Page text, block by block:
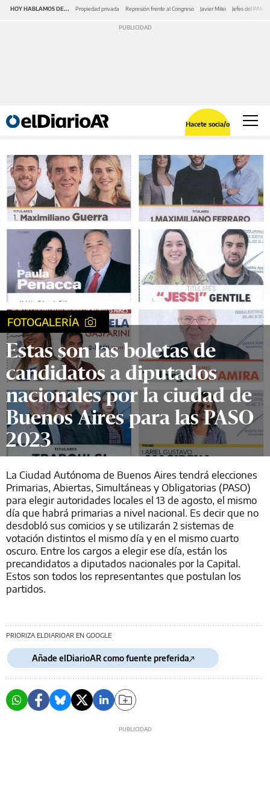
HOY HABLAMOS DE... Propiedad privada Represión frente al Congreso Javier Milei Jefes del PAMI
Hacete socia/o
FOTOGALERÍA
Estas son las boletas de
candidatos a diputados
nacionales por la ciudad de
Buenos Aires para las PASO
2023
La Ciudad Autónoma de Buenos Aires tendrá elecciones
Primarias, Abiertas, Simultáneas y Obligatorias (PASO)
para elegir autoridades locales el 13 de agosto, el mismo
día que habrá primarias a nivel nacional. Es decir que no
desdobló sus comicios y se utilizarán 2 sistemas de
votación distintos el mismo día y en el mismo cuarto
oscuro. Entre los cargos a elegir ese día, están los
precandidatos a diputados nacionales por la Capital.
Estos son todos los representantes que postulan los
partidos.
PRIORIZA ELDIARIOAR EN GOOGLE
Añade elDiarioAR como fuente preferida